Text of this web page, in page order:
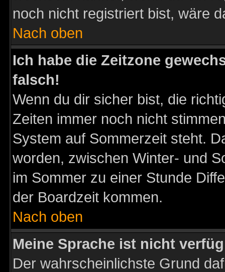
noch nicht registriert bist, wäre
Nach oben
Ich habe die Zeitzone
falsch!
Wenn du dir sicher bist, die
Zeiten immer noch nicht
System auf Sommerzeit steht.
worden, zwischen Winter- und
im Sommer zu einer Stunde
der Boardzeit kommen.
Nach oben
Meine Sprache ist nicht
Der wahrscheinlichste Grund